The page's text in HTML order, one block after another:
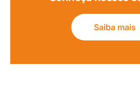
Saiba mais